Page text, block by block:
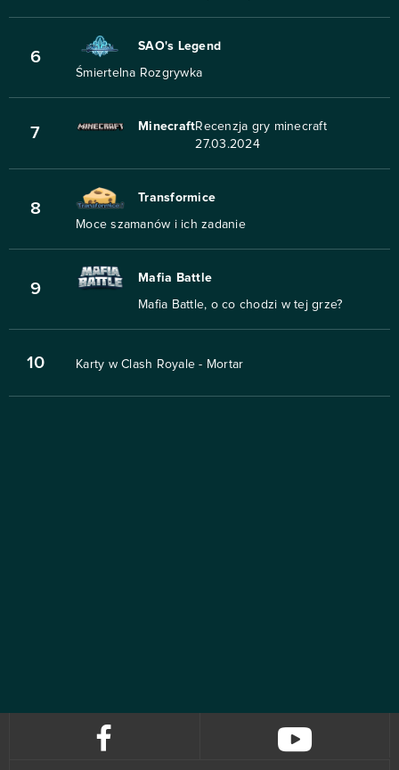
6
SAO's Legend
Śmiertelna Rozgrywka
7 MinecraftRecenzja gry minecraft
27.03.2024
8
Transformice
Moce szamanów i ich zadanie
9
Mafia Battle
Mafia Battle, o co chodzi w tej grze?
10 Karty w Clash Royale - Mortar